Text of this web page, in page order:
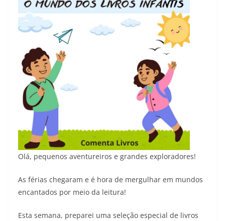
Olá, pequenos aventureiros e grandes exploradores!
As férias chegaram e é hora de mergulhar em mundos
encantados por meio da leitura!
Esta semana, preparei uma seleção especial de livros